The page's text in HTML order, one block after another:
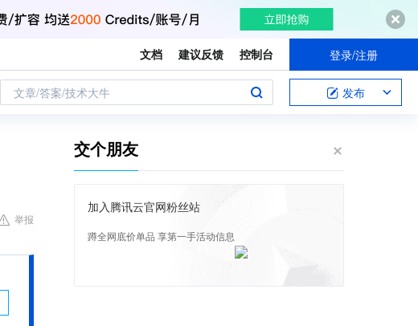
文档 建议反馈 控制台 登录/注册
文章/答案/技术大牛 发布
举报
交个朋友
加入腾讯云官网粉丝站
蹲全网底价单品 享第一手活动信息